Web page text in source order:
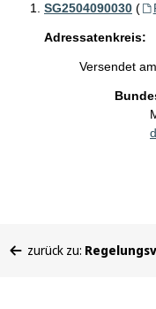
SG2504090030 (
Adressatenkreis:
Versendet
befinden
zurück zu: